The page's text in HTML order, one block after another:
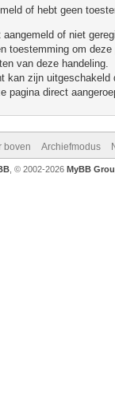
of hebt geen
aangemeld of niet
toestemming om
van deze handeling.
kan zijn
pagina direct
boven Archiefmodus
, © 2002-2026 MyBB